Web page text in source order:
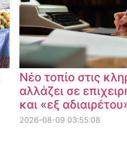
Νέο τοπίο στις
αλλάζει σε
και «εξ
2026-08-09 03:55:08